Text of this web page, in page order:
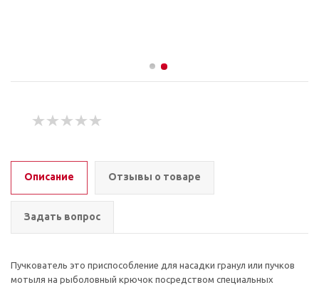
Описание Отзывы о товаре
Задать вопрос
Пучкователь это приспособление для насадки гранул или пучков
мотыля на рыболовный крючок посредством специальных